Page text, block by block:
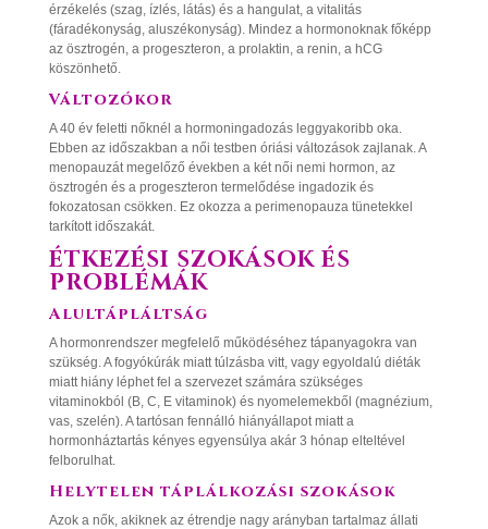
érzékelés (szag, ízlés, látás) és a hangulat, a vitalitás
(fáradékonyság, aluszékonyság). Mindez a hormonoknak főképp
az ösztrogén, a progeszteron, a prolaktin, a renin, a hCG
köszönhető.
Változókor
A 40 év feletti nőknél a hormoningadozás leggyakoribb oka.
Ebben az időszakban a női testben óriási változások zajlanak. A
menopauzát megelőző években a két női nemi hormon, az
ösztrogén és a progeszteron termelődése ingadozik és
fokozatosan csökken. Ez okozza a perimenopauza tünetekkel
tarkított időszakát.
ÉTKEZÉSI SZOKÁSOK ÉS
PROBLÉMÁK
Alultápláltság
A hormonrendszer megfelelő működéséhez tápanyagokra van
szükség. A fogyókúrák miatt túlzásba vitt, vagy egyoldalú diéták
miatt hiány léphet fel a szervezet számára szükséges
vitaminokból (B, C, E vitaminok) és nyomelemekből (magnézium,
vas, szelén). A tartósan fennálló hiányállapot miatt a
hormonháztartás kényes egyensúlya akár 3 hónap elteltével
felborulhat.
Helytelen táplálkozási szokások
Azok a nők, akiknek az étrendje nagy arányban tartalmaz állati